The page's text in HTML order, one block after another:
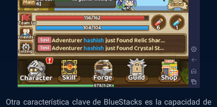
Otra característica clave de BlueStacks es la capacidad de